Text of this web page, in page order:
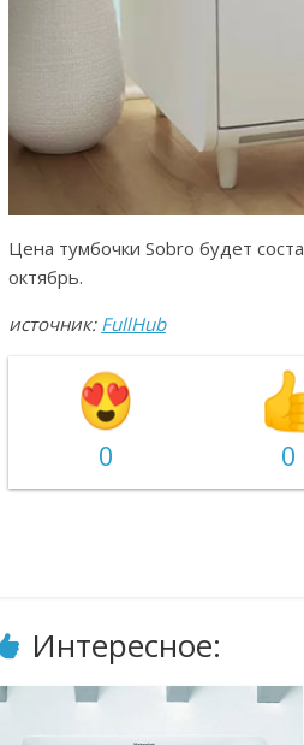
Цена тумбочки Sobro будет
октябрь.
источник: FullHub
0 0
Интересное: